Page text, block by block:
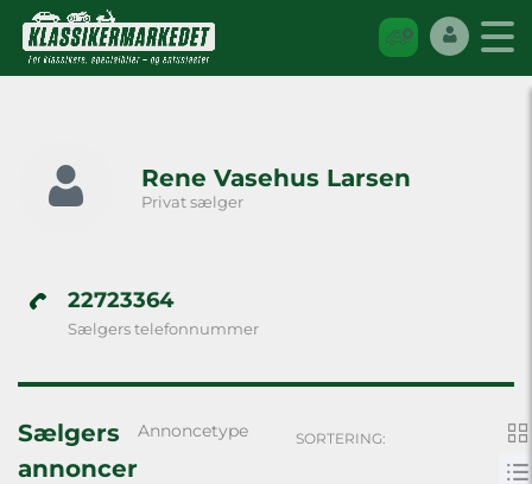
Rene Vasehus Larsen
Privat sælger
22723364
Sælgers telefonnummer
Sælgers
annoncer
Annoncetype SORTERING: